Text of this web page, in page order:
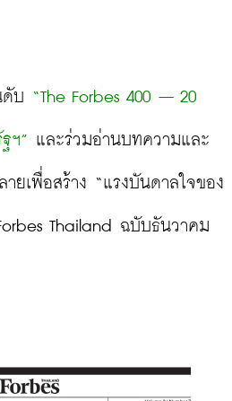
ดับ “The Forbes 400 – 20
ฯ” และร่วมอ่านบทความและ
ายเพื่อสร้าง “แรงบันดาลใจของ
Thailand ฉบับธันวาคม